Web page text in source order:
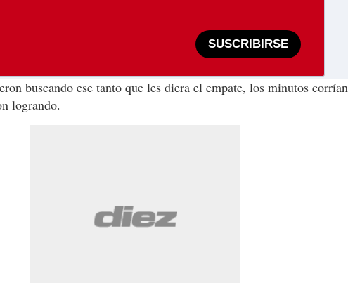
SUSCRIBIRSE
buscando ese tanto que les diera el empate, los minutos corrían
logrando.